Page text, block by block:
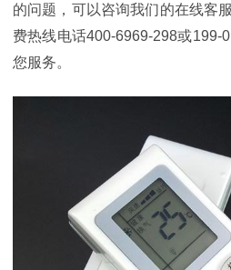
的问题，可以咨询我们的在线客
费热线电话400-6969-298或199-
您服务。